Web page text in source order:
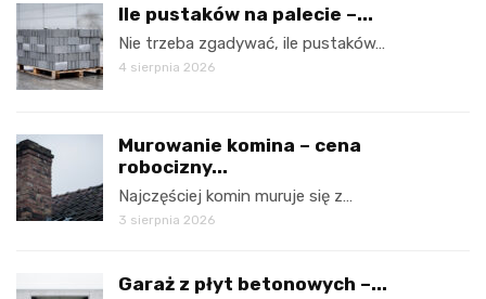
Ile pustaków na palecie –...
Nie trzeba zgadywać, ile pustaków…
4 sierpnia 2026
Murowanie komina – cena
robocizny...
Najczęściej komin muruje się z…
3 sierpnia 2026
Garaż z płyt betonowych –...